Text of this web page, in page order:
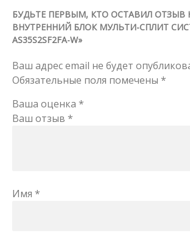
БУДЬТЕ ПЕРВЫМ, КТО ОСТАВИЛ ОТЗЫВ
ВНУТРЕННИЙ БЛОК МУЛЬТИ-СПЛИТ
AS35S2SF2FA-W»
Ваш адрес email не будет
Обязательные поля помечены *
Ваша оценка *
Ваш отзыв *
Имя *